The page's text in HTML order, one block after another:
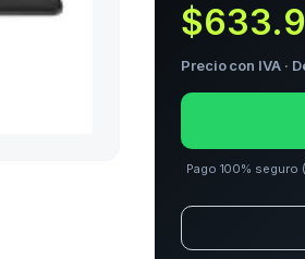
Precio con IVA ·
Pago 100% seguro